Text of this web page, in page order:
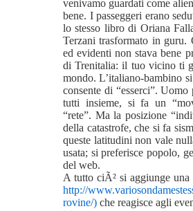
venivamo guardati come
bene. I passeggeri erano
lo stesso libro di Oriana
Terzani trasformato in guru.
ed evidenti non stava bene
di Trenitalia: il tuo vicino ti
mondo. L’italiano-bambino
consente di “esserci”.
tutti insieme, si fa un
“rete”. Ma la posizione
della catastrofe, che si fa
queste latitudini non vale
usata; si preferisce popolo,
del web.
A tutto ciÃ² si aggiunge
http://
rovine/) che reagisce agli